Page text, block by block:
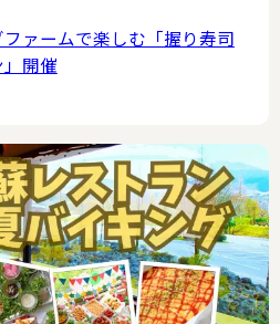
ァームで楽しむ「握り寿司
開催